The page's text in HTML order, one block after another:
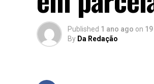
Published 1 ano ago on
By Da Redação